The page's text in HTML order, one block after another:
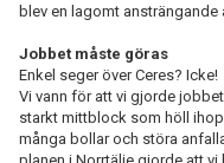
blev en lagomt ansträngande
Jobbet måste göras
Enkel seger över Ceres? Icke!
Vi vann för att vi gjorde
starkt mittblock som höll
många bollar och störa